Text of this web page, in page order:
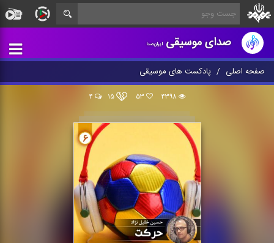
صدای موسیقیایران‌صدا
صفحه اصلی پادکست های موسیقی
۴۳۹۸ ۵۳ ۱۵ ۴